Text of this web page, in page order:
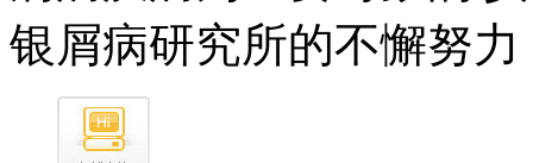
银屑病研究所的不懈努